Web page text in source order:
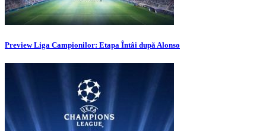
Preview Liga Campionilor: Etapa Întâi după Alonso